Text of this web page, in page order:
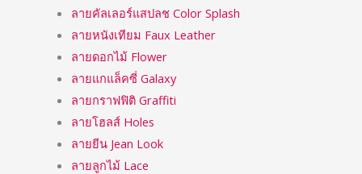
ลายคัลเลอร์แสปลช Color Splash
ลายหนังเทียม Faux Leather
ลายดอกไม้ Flower
ลายแกแล็คซี่ Galaxy
ลายกราฟฟิติ Graffiti
ลายโฮลส์ Holes
ลายยีน Jean Look
ลายลูกไม้ Lace